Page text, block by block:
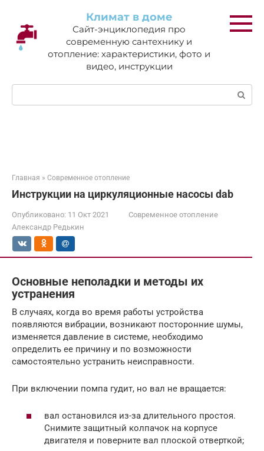
контенту
Климат в доме
Сайт-энциклопедия про
современную сантехнику и
отопление: характеристики, фото и
видео, инструкции
Поиск:
Главная » Современное отопление
Инструкции на циркуляционные насосы dab
Опубликовано: 11 Окт 2021
Современное отопление
Александр Редькин
Основные неполадки и методы их
устранения
В случаях, когда во время работы устройства
появляются вибрации, возникают посторонние шумы,
изменяется давление в системе, необходимо
определить ее причину и по возможности
самостоятельно устранить неисправности.
При включении помпа гудит, но вал не вращается:
вал остановился из-за длительного простоя.
Снимите защитный колпачок на корпусе
двигателя и поверните вал плоской отверткой;